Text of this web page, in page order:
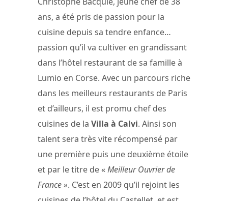
ans, a été pris de passion pour la
cuisine depuis sa tendre enfance…
passion qu’il va cultiver en grandissant
dans l’hôtel restaurant de sa famille à
Lumio en Corse. Avec un parcours riche
dans les meilleurs restaurants de Paris
et d’ailleurs, il est promu chef des
cuisines de la Villa à Calvi. Ainsi son
talent sera très vite récompensé par
une première puis une deuxième étoile
et par le titre de «Meilleur Ouvrier de
France ». C’est en 2009 qu’il rejoint les